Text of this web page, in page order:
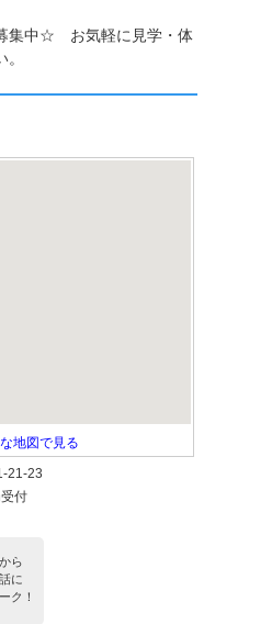
集中☆ お気軽に見学・体
地図で見る
21-23
付
ら
に
ク！